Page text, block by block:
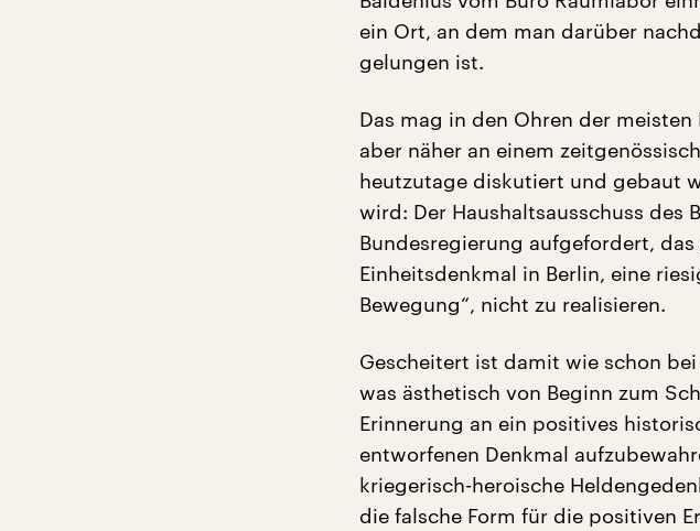
ein Ort, an dem man darüber
gelungen ist.
Das mag in den Ohren der
aber näher an einem
heutzutage diskutiert und gebaut
wird: Der Haushaltsausschuss des
Bundesregierung aufgefordert,
Einheitsdenkmal in Berlin, eine
Bewegung“, nicht zu realisieren.
Gescheitert ist damit wie schon
was ästhetisch von Beginn zum
Erinnerung an ein positives
entworfenen Denkmal
kriegerisch-heroische
die falsche Form für die positiven